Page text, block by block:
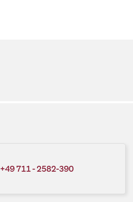
+49 711 - 2582-390